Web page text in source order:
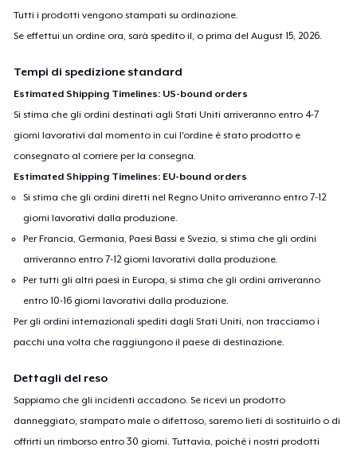
Tutti i prodotti vengono stampati su ordinazione.
Se effettui un ordine ora, sarà spedito il, o prima delAugust 15, 2026.
Tempi di spedizione standard
Estimated Shipping Timelines: US-bound orders
Si stima che gli ordini destinati agli Stati Uniti arriveranno entro 4-7
giorni lavorativi dal momento in cui l'ordine è stato prodotto e
consegnato al corriere per la consegna.
Estimated Shipping Timelines: EU-bound orders
Si stima che gli ordini diretti nel Regno Unito arriveranno entro 7-12
giorni lavorativi dalla produzione.
Per Francia, Germania, Paesi Bassi e Svezia, si stima che gli ordini
arriveranno entro 7-12 giorni lavorativi dalla produzione.
Per tutti gli altri paesi in Europa, si stima che gli ordini arriveranno
entro 10-16 giorni lavorativi dalla produzione.
Per gli ordini internazionali spediti dagli Stati Uniti, non tracciamo i
pacchi una volta che raggiungono il paese di destinazione.
Dettagli del reso
Sappiamo che gli incidenti accadono. Se ricevi un prodotto
danneggiato, stampato male o difettoso, saremo lieti di sostituirlo o di
offrirti un rimborso entro 30 giorni. Tuttavia, poiché i nostri prodotti